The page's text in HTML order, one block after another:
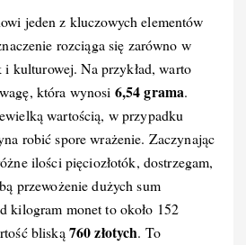
jeden z kluczowych elementów
rozciąga się zarówno w
i kulturowej. Na przykład, warto
która wynosi 6,54 grama.
wartością, w przypadku
robić spore wrażenie. Zaczynając
ilości pięciozłotók, dostrzegam,
przewożenie dużych sum
kilogram monet to około 152
bliską 760 złotych. To